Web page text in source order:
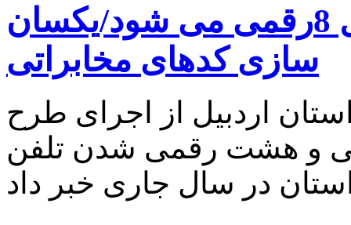
شماره تلفن های استان اردبیل 8رقمی می شود/یکسان
سازی کدهای مخابراتی
اردبیل از اجرای طرح
و هشت رقمی شدن تلفن